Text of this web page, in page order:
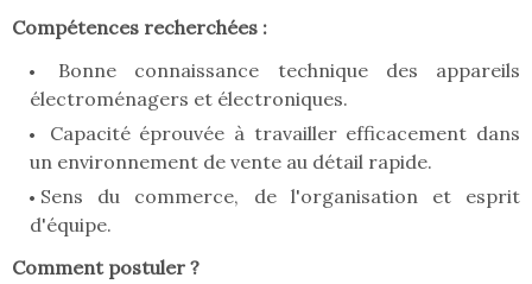
Compétences recherchées :
Bonne connaissance technique des appareils
électroménagers et électroniques.
Capacité éprouvée à travailler efficacement dans
un environnement de vente au détail rapide.
Sens du commerce, de l'organisation et esprit
d'équipe.
Comment postuler ?